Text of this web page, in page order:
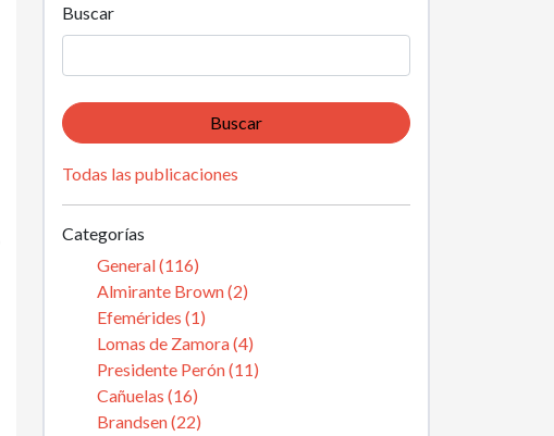
Buscar
Buscar
Todas las publicaciones
Categorías
General (116)
Almirante Brown (2)
Efemérides (1)
Lomas de Zamora (4)
Presidente Perón (11)
Cañuelas (16)
Brandsen (22)